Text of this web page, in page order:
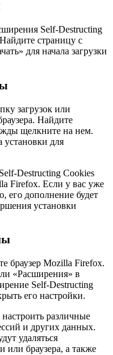
Self-Destructing
страницу с
для начала загрузки
загрузок или
Найдите
щелкните на нем.
установки для
Destructing Cookies
Firefox. Если у вас уже
его дополнение будет
установки
браузер Mozilla Firefox.
«Расширения» в
Self-Destructing
его настройки.
различные
и других данных.
удаляться
или браузера, а также